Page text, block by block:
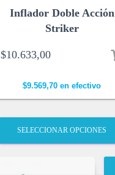
Inflador Doble Acción
Striker
$10.633,00
$9.569,70 en efectivo
SELECCIONAR OPCIONES